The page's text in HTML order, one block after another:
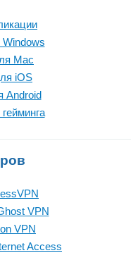
Mac
iOS
Android
VPN
VPN
Access